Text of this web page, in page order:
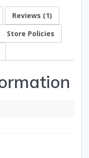
Reviews (1)
Store Policies